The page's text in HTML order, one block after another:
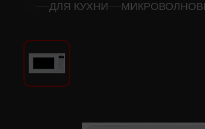
ДЛЯ КУХНИ